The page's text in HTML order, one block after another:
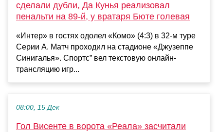
сделали дубли, Да Кунья реализовал
пенальти на 89-й, у вратаря Бюте голевая
«Интер» в гостях одолел «Комо» (4:3) в 32-м туре
Серии А. Матч проходил на стадионе «Джузеппе
Синигалья». Спортс” вел текстовую онлайн-
трансляцию игр...
08:00, 15 Дек
Гол Висенте в ворота «Реала» засчитали